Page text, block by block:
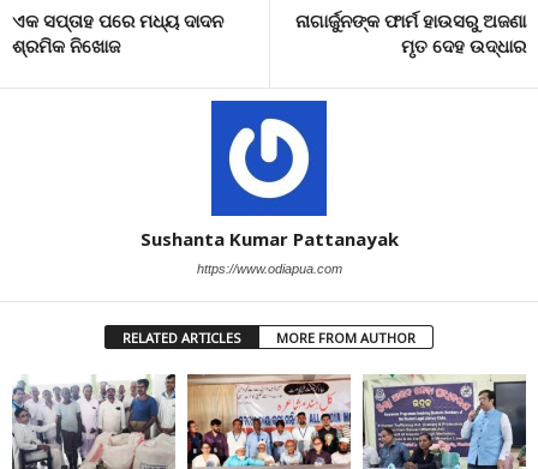
ଏକ ସପ୍ତାହ ପରେ ମଧ୍ୟ ଦାଦନ
ଶ୍ରମିକ ନିଖୋଜ
ନାଗାର୍ଜୁନଙ୍କ ଫାର୍ମ ହାଉସରୁ ଅଜଣା
ମୃତ ଦେହ ଉଦ୍ଧାର
Sushanta Kumar Pattanayak
https://www.odiapua.com
RELATED ARTICLES MORE FROM AUTHOR